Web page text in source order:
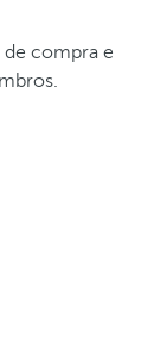
de compra e